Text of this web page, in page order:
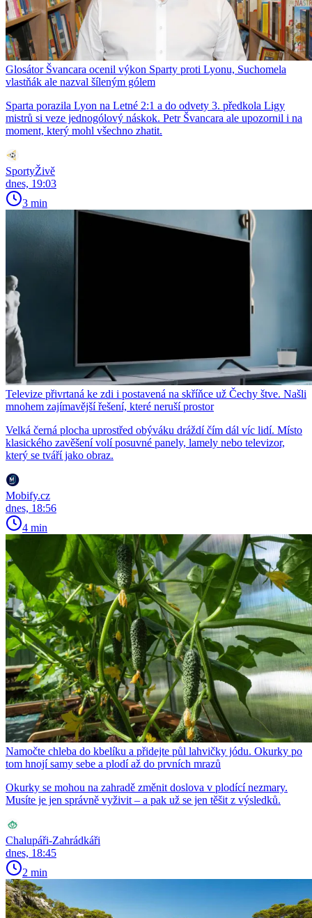
Glosátor Švancara ocenil výkon Sparty proti Lyonu, Suchomela
vlastňák ale nazval šíleným gólem
Sparta porazila Lyon na Letné 2:1 a do odvety 3. předkola Ligy
mistrů si veze jednogólový náskok. Petr Švancara ale upozornil i na
moment, který mohl všechno zhatit.
SportyŽivě
dnes, 19:03
3 min
Televize přivrtaná ke zdi i postavená na skříňce už Čechy štve. Našli
mnohem zajímavější řešení, které neruší prostor
Velká černá plocha uprostřed obýváku dráždí čím dál víc lidí. Místo
klasického zavěšení volí posuvné panely, lamely nebo televizor,
který se tváří jako obraz.
Mobify.cz
dnes, 18:56
4 min
Namočte chleba do kbelíku a přidejte půl lahvičky jódu. Okurky po
tom hnojí samy sebe a plodí až do prvních mrazů
Okurky se mohou na zahradě změnit doslova v plodící nezmary.
Musíte je jen správně vyživit – a pak už se jen těšit z výsledků.
Chalupáři-Zahrádkáři
dnes, 18:45
2 min